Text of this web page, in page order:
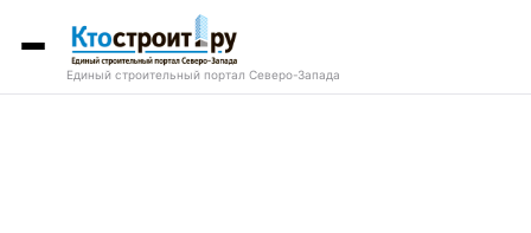
Единый строительный портал Северо-Запада